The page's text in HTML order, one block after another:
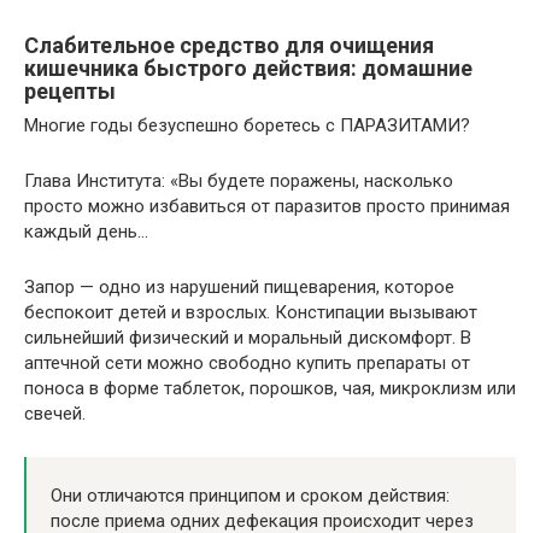
Слабительное средство для очищения
кишечника быстрого действия: домашние
рецепты
Многие годы безуспешно боретесь с ПАРАЗИТАМИ?
Глава Института: «Вы будете поражены, насколько
просто можно избавиться от паразитов просто принимая
каждый день…
Запор — одно из нарушений пищеварения, которое
беспокоит детей и взрослых. Констипации вызывают
сильнейший физический и моральный дискомфорт. В
аптечной сети можно свободно купить препараты от
поноса в форме таблеток, порошков, чая, микроклизм или
свечей.
Они отличаются принципом и сроком действия:
после приема одних дефекация происходит через